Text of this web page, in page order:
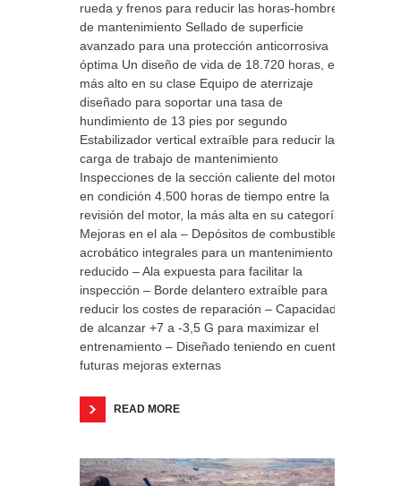
rueda y frenos para reducir las horas-hombre
de mantenimiento Sellado de superficie
avanzado para una protección anticorrosiva
óptima Un diseño de vida de 18.720 horas, el
más alto en su clase Equipo de aterrizaje
diseñado para soportar una tasa de
hundimiento de 13 pies por segundo
Estabilizador vertical extraíble para reducir la
carga de trabajo de mantenimiento
Inspecciones de la sección caliente del motor
en condición 4.500 horas de tiempo entre la
revisión del motor, la más alta en su categoría
Mejoras en el ala – Depósitos de combustible
acrobático integrales para un mantenimiento
reducido – Ala expuesta para facilitar la
inspección – Borde delantero extraíble para
reducir los costes de reparación – Capacidad
de alcanzar +7 a -3,5 G para maximizar el
entrenamiento – Diseñado teniendo en cuenta
futuras mejoras externas
READ MORE